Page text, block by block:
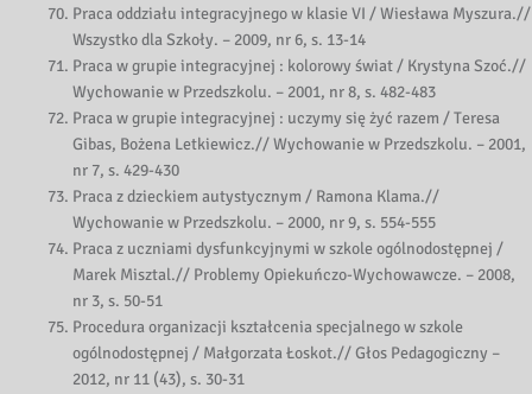
Praca oddziału integracyjnego w klasie VI / Wiesława Myszura.//
Wszystko dla Szkoły. – 2009, nr 6, s. 13-14
Praca w grupie integracyjnej : kolorowy świat / Krystyna Szoć.//
Wychowanie w Przedszkolu. – 2001, nr 8, s. 482-483
Praca w grupie integracyjnej : uczymy się żyć razem / Teresa
Gibas, Bożena Letkiewicz.// Wychowanie w Przedszkolu. – 2001,
nr 7, s. 429-430
Praca z dzieckiem autystycznym / Ramona Klama.//
Wychowanie w Przedszkolu. – 2000, nr 9, s. 554-555
Praca z uczniami dysfunkcyjnymi w szkole ogólnodostępnej /
Marek Misztal.// Problemy Opiekuńczo-Wychowawcze. – 2008,
nr 3, s. 50-51
Procedura organizacji kształcenia specjalnego w szkole
ogólnodostępnej / Małgorzata Łoskot.// Głos Pedagogiczny –
2012, nr 11 (43), s. 30-31